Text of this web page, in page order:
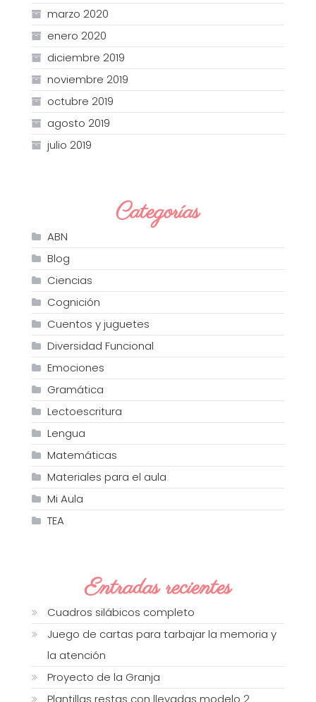
marzo 2020
enero 2020
diciembre 2019
noviembre 2019
octubre 2019
agosto 2019
julio 2019
Categorías
ABN
Blog
Ciencias
Cognición
Cuentos y juguetes
Diversidad Funcional
Emociones
Gramática
Lectoescritura
Lengua
Matemáticas
Materiales para el aula
Mi Aula
TEA
Entradas recientes
Cuadros silábicos completo
Juego de cartas para tarbajar la memoria y
la atención
Proyecto de la Granja
Plantillas restas con llevadas modelo 2